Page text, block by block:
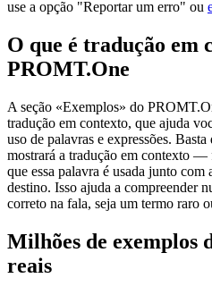
use a opção "Reportar um erro" ou
O que é tradução em
PROMT.One
A seção «Exemplos» do
tradução em contexto, que ajuda
uso de palavras e expressões.
mostrará a tradução em contexto —
que essa palavra é usada junto
destino. Isso ajuda a compreender
correto na fala, seja um termo raro
Milhões de exemplos
reais